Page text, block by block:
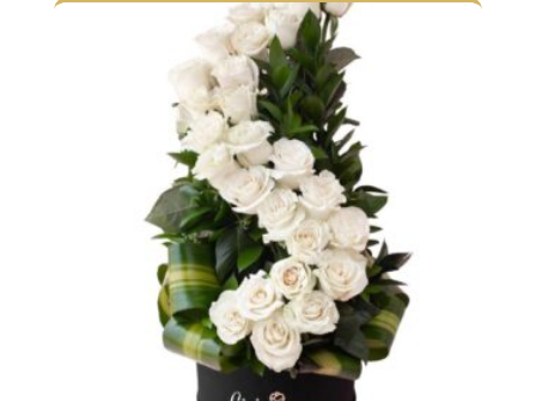
era:
$ 220.000.
es: